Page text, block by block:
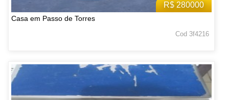
R$ 280000
Casa em Passo de Torres
Cod 3f4216